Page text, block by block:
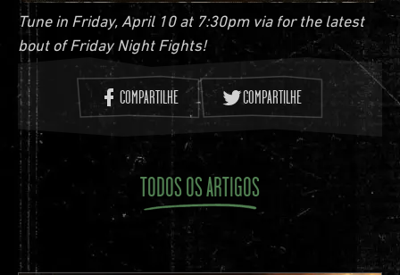
Tune in Friday, April 10 at 7:30pm via for the latest
bout of Friday Night Fights!
COMPARTILHE COMPARTILHE
TODOS OS ARTIGOS